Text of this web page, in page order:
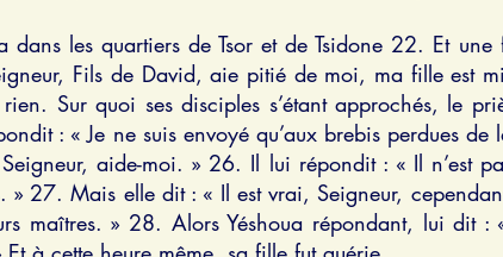
les quartiers de Tsor et de Tsidone 22. Et
Fils de David, aie pitié de moi, ma fille est
Sur quoi ses disciples s’étant approchés, le
: « Je ne suis envoyé qu’aux brebis perdues de
aide-moi. » 26. Il lui répondit : « Il n’est
27. Mais elle dit : « Il est vrai, Seigneur,
maîtres. » 28. Alors Yéshoua répondant, lui dit